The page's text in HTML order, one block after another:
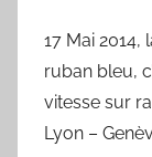
17 Mai 2014,
ruban bleu,
vitesse sur
Lyon –